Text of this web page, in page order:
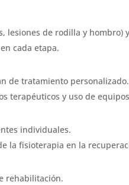
lesiones de rodilla y hombro)
cada etapa.
de tratamiento personalizado.
terapéuticos y uso de
individuales.
la fisioterapia en la
rehabilitación.